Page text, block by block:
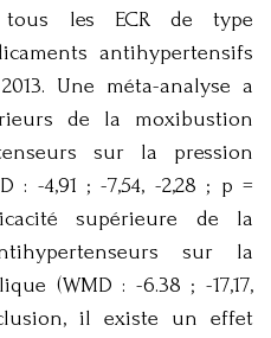
tous les ECR de type
antihypertensifs
Une méta-analyse a
de la moxibustion
sur la pression
: -4,91 ; -7,54, -2,28 ; p =
supérieure de la
sur la
(WMD : -6.38 ; -17,17,
il existe un effet